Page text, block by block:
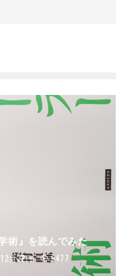
術』を読んでみた
月22日 6477